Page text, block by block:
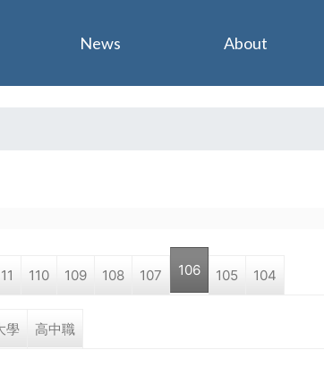
110 109 108 107 106 105 104
學 高中職
News About